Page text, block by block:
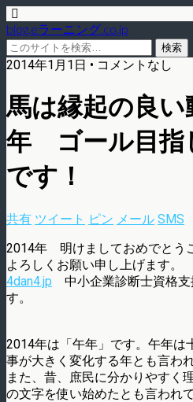
blog.eラーニング.co.jp
2014年1月1日 • コメントなし
馬は縁起の良
年 ゴール目指
です！
共有 ツイート ピン メール SMS
2014年 明けましておめでとう
よろしくお願い申し上げます。
4dan4.jp 中小企業診断士資格
す。
2014年は「午年」です。午年は
事が大きく変化する年とも言わ
また、昔、庶民に分かりやすく
の文字を使い始めたとも言われて